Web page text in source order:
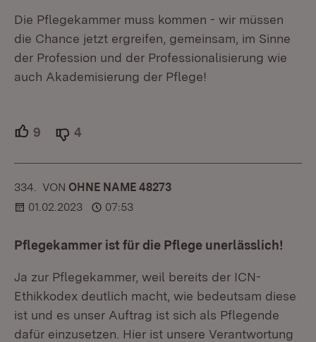
Die Pflegekammer muss kommen - wir müssen
die Chance jetzt ergreifen, gemeinsam, im Sinne
der Profession und der Professionalisierung wie
auch Akademisierung der Pflege!
9 Unterstützer.
4
334. KOMMENTAR
VON :OHNE NAME 48273
01.02.2023
07:53
Pflegekammer ist für die Pflege unerlässlich!
Ja zur Pflegekammer, weil bereits der ICN-
Ethikkodex deutlich macht, wie bedeutsam diese
ist und es unser Auftrag ist sich als Pflegende
dafür einzusetzen. Hier ist unsere Verantwortung